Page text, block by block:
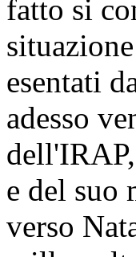
fatto si
esentati
adesso
e del suo
verso